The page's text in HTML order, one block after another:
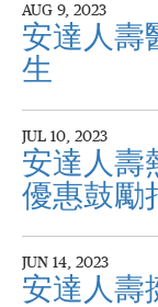
AUG 9, 2023
安達人壽
生
JUL 10, 2023
安達人壽
優惠鼓勵
JUN 14, 2023
安達人壽